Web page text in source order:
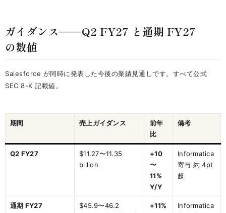
ガイダンス——Q2 FY27 と通期 FY27
の数値
Salesforce が同時に発表した今後の業績見通しです。すべて公式
SEC 8-K 記載値。
期間 売上ガイダンス
前年
比
備考
Q2 FY27
$11.27〜11.35
billion
+10
〜
11%
Y/Y
Informatica
寄与 約 4pt
超
通期 FY27
$45.9〜46.2
+11%
Informatica